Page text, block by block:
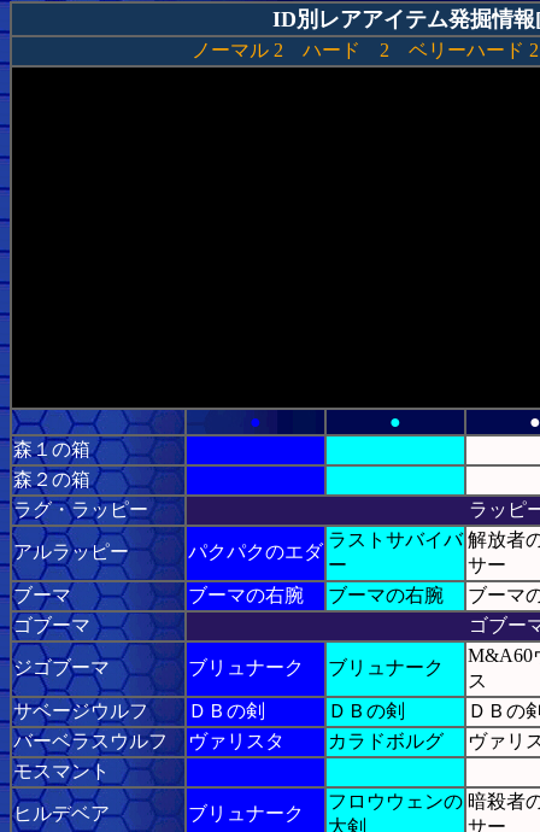
ID別レアアイテム発掘情
ノーマル 2 ハード 2 ベリーハード 2
● ●
森１の箱
森２の箱
ラグ・ラッピー
ラッピ
アルラッピー パクパクのエダ
ラストサバイバ
ー
解放者
サー
ブーマ
ブーマの右腕 ブーマの右腕
ブーマ
ゴブーマ
ゴブー
ジゴブーマ ブリュナーク ブリュナーク
M&A60
ス
サベージウルフ
ＤＢの剣 ＤＢの剣
ＤＢの
バーベラスウルフ
ヴァリスタ カラドボルグ
ヴァリ
モスマント
ヒルデベア ブリュナーク
フロウウェンの
大剣
暗殺者
サー